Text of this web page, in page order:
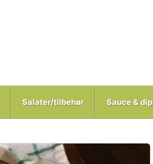
Salater/tilbehør Sauce & dip